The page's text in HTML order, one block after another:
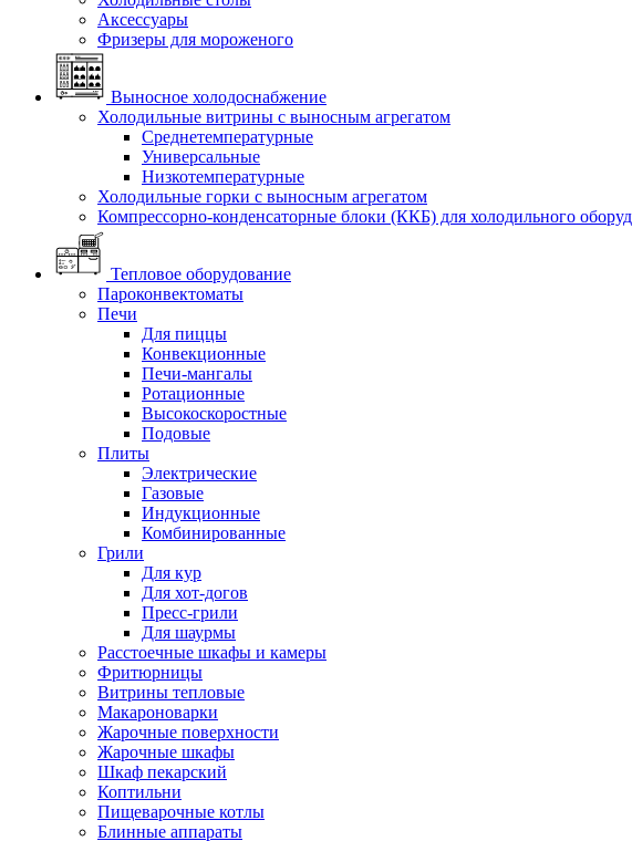
Аксессуары
Фризеры для мороженого
Выносное холодоснабжение
Холодильные витрины с выносным агрегатом
Среднетемпературные
Универсальные
Низкотемпературные
Холодильные горки с выносным агрегатом
Компрессорно-конденсаторные блоки (ККБ) для холодильного
Тепловое оборудование
Пароконвектоматы
Печи
Для пиццы
Конвекционные
Печи-мангалы
Ротационные
Высокоскоростные
Подовые
Плиты
Электрические
Газовые
Индукционные
Комбинированные
Грили
Для кур
Для хот-догов
Пресс-грили
Для шаурмы
Расстоечные шкафы и камеры
Фритюрницы
Витрины тепловые
Макароноварки
Жарочные поверхности
Жарочные шкафы
Шкаф пекарский
Коптильни
Пищеварочные котлы
Блинные аппараты